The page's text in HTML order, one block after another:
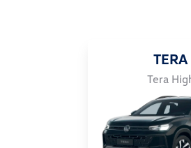
TERA
Tera